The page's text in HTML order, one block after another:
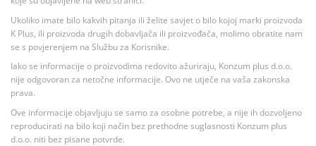
Ukoliko imate bilo kakvih pitanja ili želite savjet o bilo kojoj marki proizvoda
K Plus, ili proizvoda drugih dobavljača ili proizvođača, molimo obratite nam
se s povjerenjem na Službu za Korisnike.
Iako se informacije o proizvodima redovito ažuriraju, Konzum plus d.o.o.
nije odgovoran za netočne informacije. Ovo ne utječe na vaša zakonska
prava.
Ove informacije objavljuju se samo za osobne potrebe, a nije ih dozvoljeno
reproducirati na bilo koji način bez prethodne suglasnosti Konzum plus
d.o.o. niti bez pisane potvrde.